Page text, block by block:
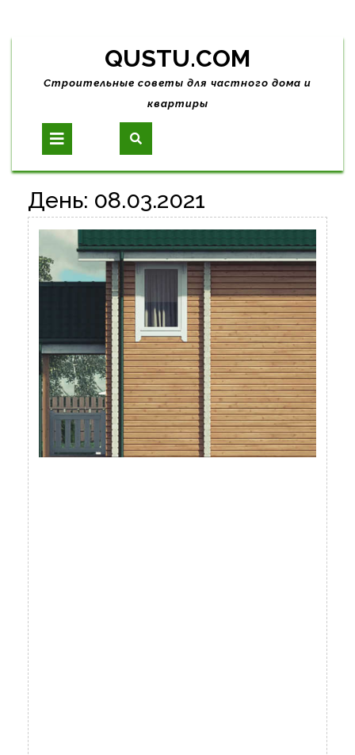
Skip
content
QUSTU.COM
Строительные советы для частного дома и
квартиры
Open
Button
День: 08.03.2021